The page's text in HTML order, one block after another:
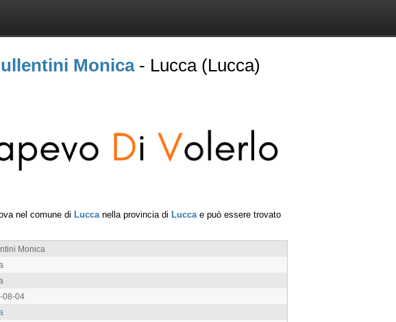
Monica- Lucca (Lucca)
nel comune di Lucca nella provincia di Lucca e può essere trovato
Monica
08-04